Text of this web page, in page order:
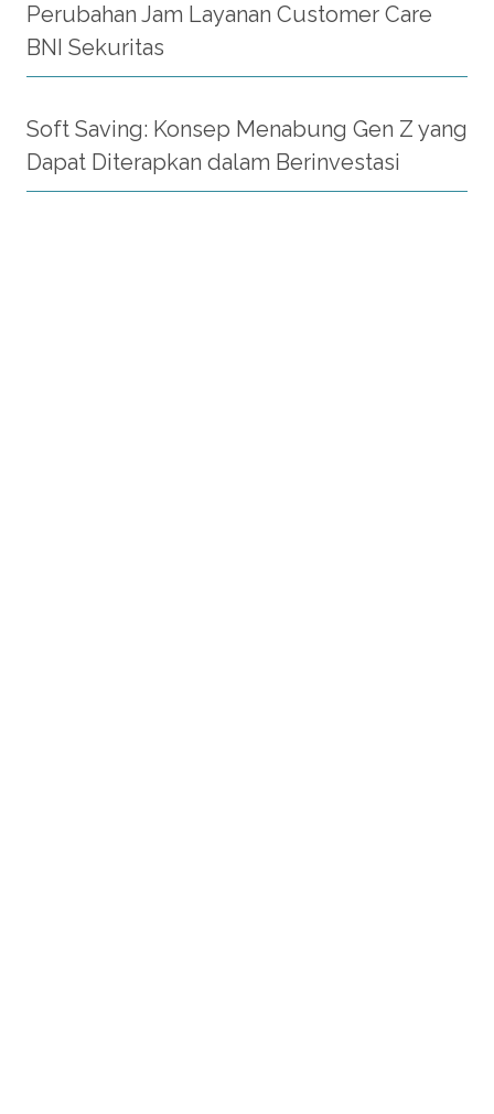
Perubahan Jam Layanan Customer Care
BNI Sekuritas
Soft Saving: Konsep Menabung Gen Z yang
Dapat Diterapkan dalam Berinvestasi